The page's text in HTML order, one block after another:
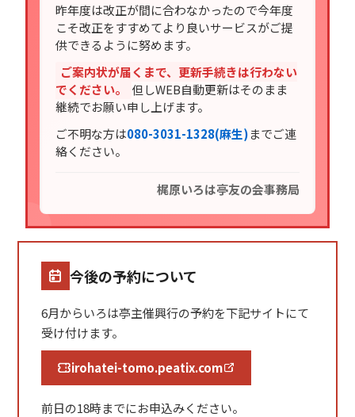
昨年度は改正が間に合わなかったので今年度
こそ改正をすすめてより良いサービスがご提
供できるように努めます。
ご案内状が届くまで、更新手続きは行わない
でください。
但しWEB自動更新はそのまま
継続でお願い申し上げます。
ご不明な方は080-3031-1328(麻生)までご連
絡ください。
梶原いろは亭友の会事務局
今後の予約について
6月からいろは亭主催興行の予約を下記サイトにて
受け付けます。
irohatei-tomo.peatix.com
前日の18時までにお申込みください。